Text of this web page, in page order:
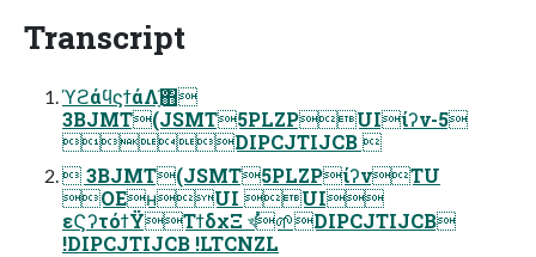
Transcript
ϓϩάϥϛϯάΛָ͠΋͏
3BJMT(JSMT5PLZPUIίʔν-5
DIPCJTIJCB 
 3BJMT(JSMT5PLZPίʔνTU
OEʜUI UI
εϚʔτόϯΫΤϯδχΞ খࣳ🌱DIPCJTIJCB
!DIPCJTIJCB !LTCNZL